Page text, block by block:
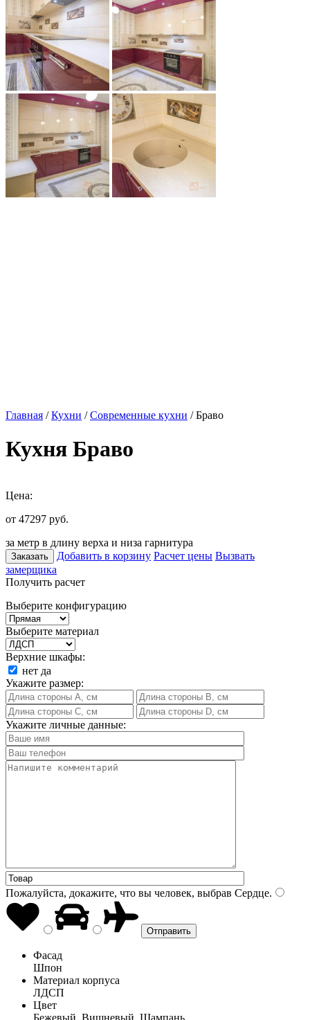
Главная /Кухни /Современные кухни / Браво
Кухня Браво
Цена:
от 47297 руб.
за метр в длину верха и низа гарнитура
Заказать Добавить в корзину Расчет цены Вызвать
замерщика
Получить расчет
Выберите конфигурацию
Выберите материал
Верхние шкафы:
нет да
Укажите размер:
Укажите личные данные:
Пожалуйста, докажите, что вы человек, выбрав Сердце.
Фасад
Шпон
Материал корпуса
ЛДСП
Цвет
Бежевый, Вишневый, Шампань